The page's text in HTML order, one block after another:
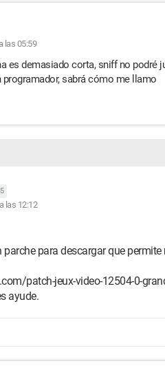
las 05:59
es demasiado corta, sniff no podré
sabrá cómo me llamo
las 12:12
para descargar que
patch-jeux-video-12504-0-
ayude.